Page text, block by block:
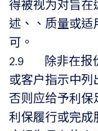
得被视为对旨在
述、、质量或适
可。
2.9 除非在报
或客户指示中列
否则应给予利保
利保履行或完成